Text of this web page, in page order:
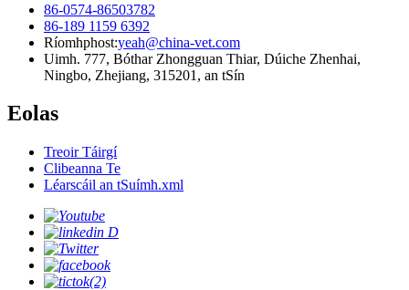
86-0574-86503782
86-189 1159 6392
Ríomhphost:yeah@china-vet.com
Uimh. 777, Bóthar Zhongguan Thiar, Dúiche Zhenhai,
Ningbo, Zhejiang, 315201, an tSín
Eolas
Treoir Táirgí
Clibeanna Te
Léarscáil an tSuímh.xml